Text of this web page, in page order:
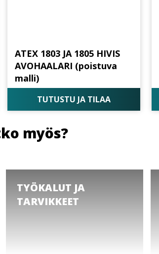
ATEX 1803 JA 1805 HIVIS
AVOHAALARI (poistuva
malli)
TUTUSTU JA TILAA
myös?
TYÖKALUT JA
TARVIKKEET